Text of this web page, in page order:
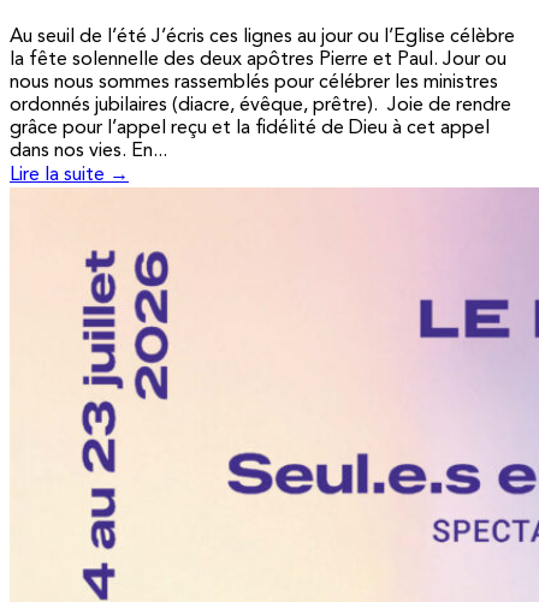
Au seuil de l’été J’écris ces lignes au jour ou l’Eglise célèbre
la fête solennelle des deux apôtres Pierre et Paul. Jour ou
nous nous sommes rassemblés pour célébrer les ministres
ordonnés jubilaires (diacre, évêque, prêtre). Joie de rendre
grâce pour l’appel reçu et la fidélité de Dieu à cet appel
dans nos vies. En...
Lire la suite →